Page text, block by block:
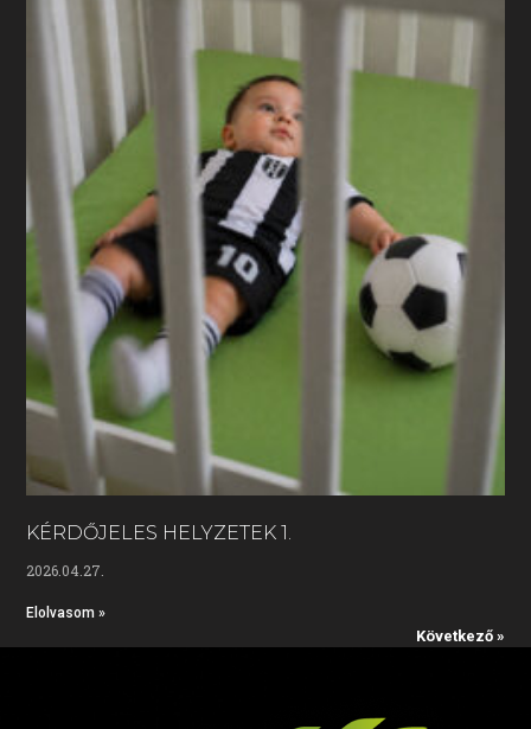
KÉRDŐJELES HELYZETEK 1.
2026.04.27.
Elolvasom »
Következő »